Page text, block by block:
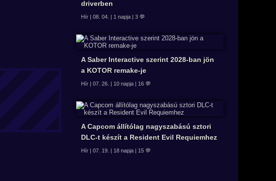
driverben
Hír | 08. 04. | 1 napja | 3 💬
A Saber Interactive szerint 2028-ban jön
a KOTOR remake-je
Hír | 07. 26. | 10 napja | 16 💬
A Capcom állítólag nagyszabású sztori
DLC-t készít a Resident Evil Requiemhez
Hír | 07. 19. | 18 napja | 15 💬